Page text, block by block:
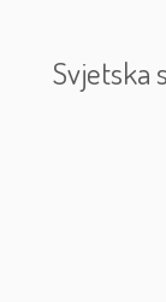
Svjetska